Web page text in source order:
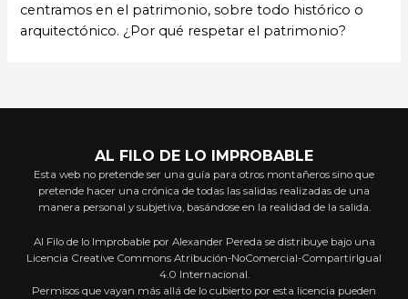
centramos en el patrimonio, sobre todo histórico o
arquitectónico. ¿Por qué respetar el patrimonio?
AL FILO DE LO IMPROBABLE
Esta web no pretende ser una guía para otros montañeros sino que
pretende hacer una crónica de todas las salidas realizadas de una
manera personal y subjetiva, basándose en la realidad de la salida.
Al Filo de lo Improbable por Alexander Pereda se distribuye bajo una
Licencia Creative Commons Atribución-NoComercial-CompartirIgual
4.0 Internacional.
Permisos que vayan más allá de lo cubierto por esta licencia pueden